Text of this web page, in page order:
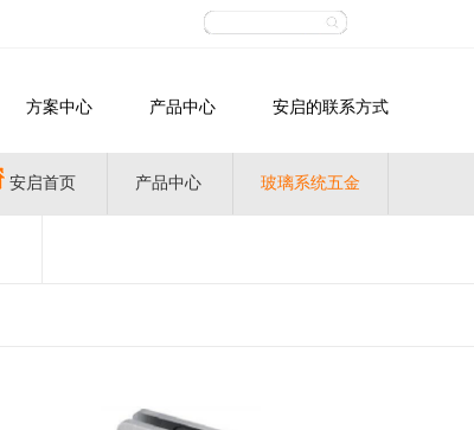
方案中心 产品中心 安启的联系方式
安启首页 产品中心 玻璃系统五金